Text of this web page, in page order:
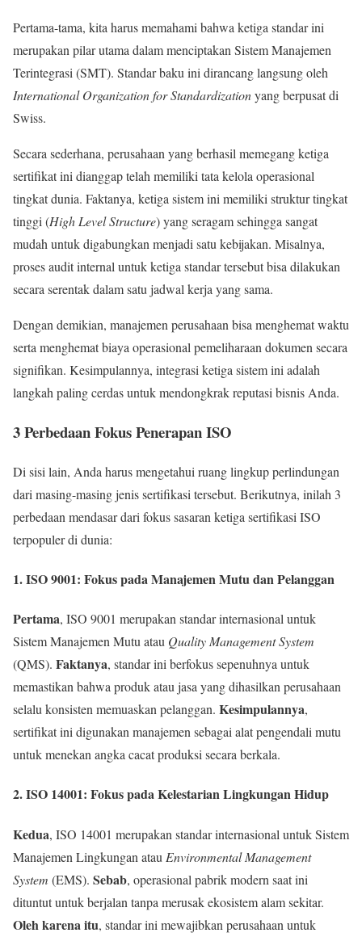
Pertama-tama, kita harus memahami bahwa ketiga standar ini
merupakan pilar utama dalam menciptakan Sistem Manajemen
Terintegrasi (SMT). Standar baku ini dirancang langsung oleh
International Organization for Standardizationyang berpusat di
Swiss.
Secara sederhana, perusahaan yang berhasil memegang ketiga
sertifikat ini dianggap telah memiliki tata kelola operasional
tingkat dunia. Faktanya, ketiga sistem ini memiliki struktur tingkat
tinggi (High Level Structure) yang seragam sehingga sangat
mudah untuk digabungkan menjadi satu kebijakan. Misalnya,
proses audit internal untuk ketiga standar tersebut bisa dilakukan
secara serentak dalam satu jadwal kerja yang sama.
Dengan demikian, manajemen perusahaan bisa menghemat waktu
serta menghemat biaya operasional pemeliharaan dokumen secara
signifikan. Kesimpulannya, integrasi ketiga sistem ini adalah
langkah paling cerdas untuk mendongkrak reputasi bisnis Anda.
3 Perbedaan Fokus Penerapan ISO
Di sisi lain, Anda harus mengetahui ruang lingkup perlindungan
dari masing-masing jenis sertifikasi tersebut. Berikutnya, inilah 3
perbedaan mendasar dari fokus sasaran ketiga sertifikasi ISO
terpopuler di dunia:
1. ISO 9001: Fokus pada Manajemen Mutu dan Pelanggan
Pertama, ISO 9001 merupakan standar internasional untuk
Sistem Manajemen Mutu atau Quality Management System
(QMS). Faktanya, standar ini berfokus sepenuhnya untuk
memastikan bahwa produk atau jasa yang dihasilkan perusahaan
selalu konsisten memuaskan pelanggan. Kesimpulannya,
sertifikat ini digunakan manajemen sebagai alat pengendali mutu
untuk menekan angka cacat produksi secara berkala.
2. ISO 14001: Fokus pada Kelestarian Lingkungan Hidup
Kedua, ISO 14001 merupakan standar internasional untuk Sistem
Manajemen Lingkungan atau Environmental Management
System (EMS). Sebab, operasional pabrik modern saat ini
dituntut untuk berjalan tanpa merusak ekosistem alam sekitar.
Oleh karena itu, standar ini mewajibkan perusahaan untuk